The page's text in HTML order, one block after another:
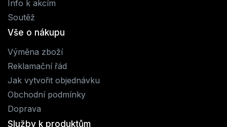
Info k akcím
Soutěž
Vše o nákupu
Výměna zboží
Reklamační řád
Jak vytvořit objednávku
Obchodní podmínky
Doprava
Služby k produktům